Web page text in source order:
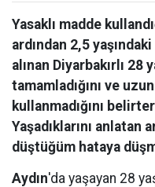
Yasaklı madde
ardından 2,5
alınan Diyarbakırlı 28
tamamladığını ve
kullanmadığını
Yaşadıklarını
düştüğüm hataya
Aydın'da yaşayan 28